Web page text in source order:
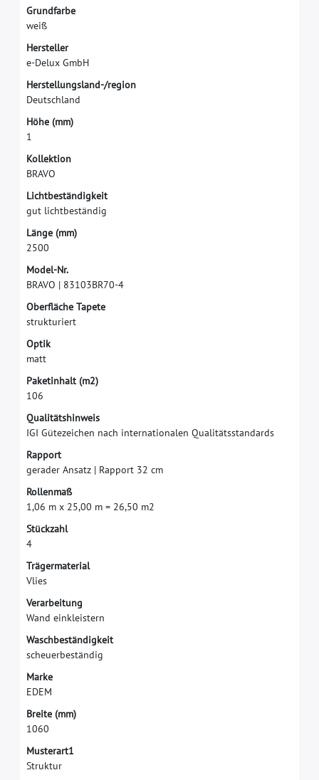
Grundfarbe
weiß
Hersteller
e-Delux GmbH
Herstellungsland-/region
Deutschland
Höhe (mm)
1
Kollektion
BRAVO
Lichtbeständigkeit
gut lichtbeständig
Länge (mm)
2500
Model-Nr.
BRAVO | 83103BR70-4
Oberfäche Tapete
strukturiert
Optik
matt
Paketinhalt (m2)
106
Qualitätshinweis
IGI Gütezeichen nach internationalen Qualitätsstandards
Rapport
gerader Ansatz | Rapport 32 cm
Rollenmaß
1,06 m x 25,00 m = 26,50 m2
Stückzahl
4
Trägermaterial
Vlies
Verarbeitung
Wand einkleistern
Waschbeständigkeit
scheuerbeständig
Marke
EDEM
Breite (mm)
1060
Musterart1
Struktur